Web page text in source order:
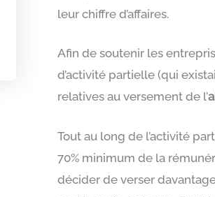
leur chiffre d’affaires.
Afin de soutenir les
d’activité partielle (qui
relatives au versement de l’
Tout au long de l’activité
70% minimum de la
décider de verser